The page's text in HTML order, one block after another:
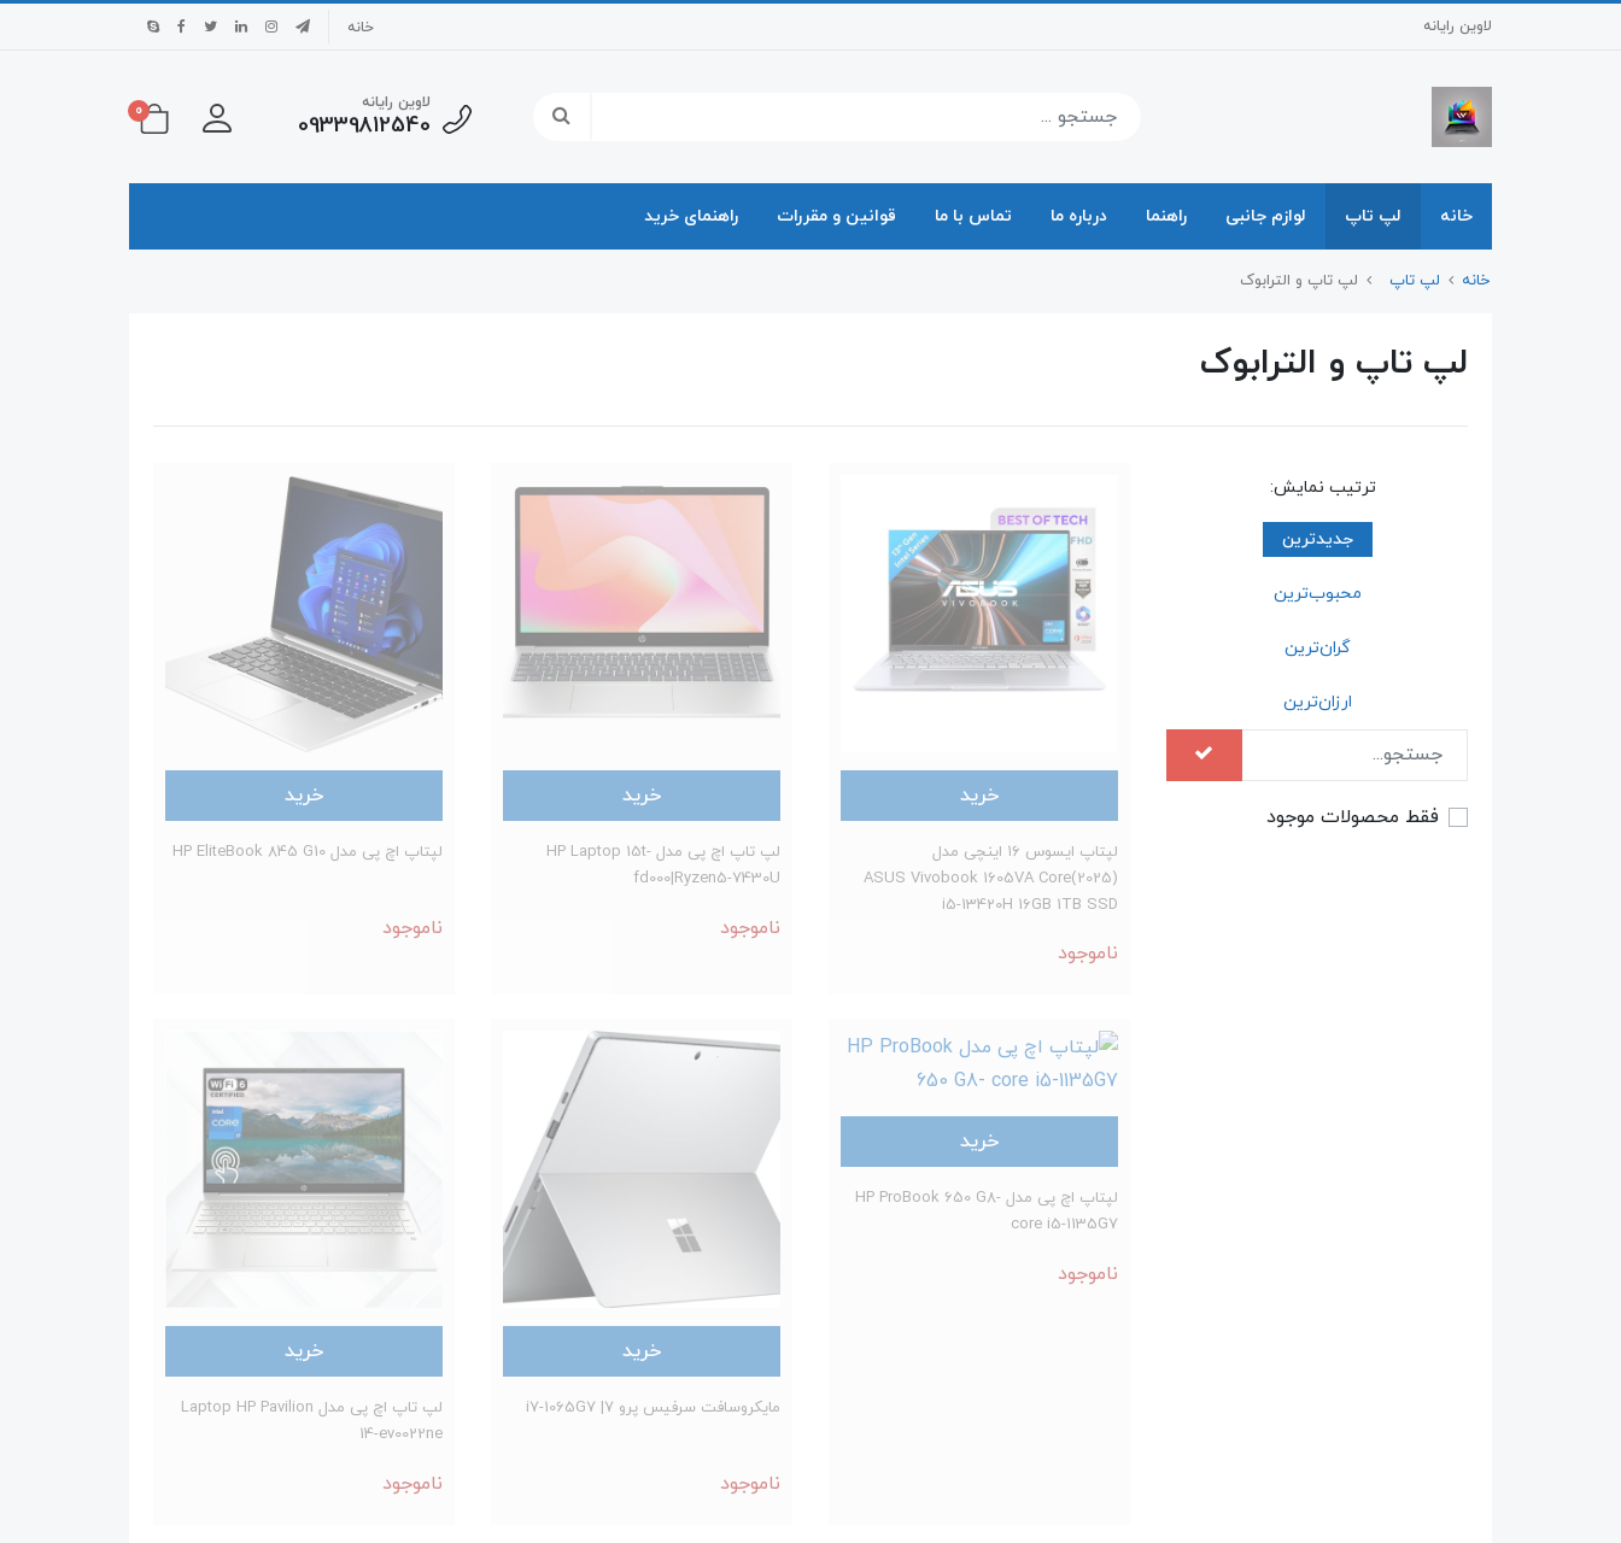
لاوین رایانه خانه
لاوین رایانه
09339812540
0
خانه لپ تاپ لوازم جانبی راهنما درباره ما تماس با ما قوانین و مقررات راهنمای خرید
خانه لپ تاپ لپ تاپ و الترابوک
لپ تاپ و الترابوک
ترتیب نمایش:
جدیدترین
محبوب‌ترین
گران‌ترین
ارزان‌ترین
فقط محصولات موجود
خرید
لپتاپ ایسوس ۱۶ اینچی مدل
(2025)ASUS Vivobook 1605VA Core
i5-13420H 16GB 1TB SSD
ناموجود
خرید
لپ تاپ اچ پی مدل HP Laptop 15t-
fd000|Ryzen5-7430U
ناموجود
خرید
لپتاپ اچ پی مدل HP EliteBook 845 G10
ناموجود
خرید
لپتاپ اچ پی مدل HP ProBook 650 G8-
core i5-1135G7
ناموجود
خرید
مایکروسافت سرفیس پرو 7| i7-1065G7
ناموجود
خرید
لپ تاپ اچ پی مدل Laptop HP Pavilion
14-ev0022ne
ناموجود